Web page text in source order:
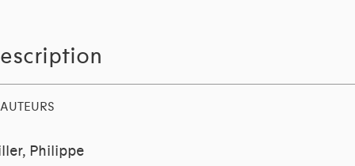
AUTEURS
Philippe